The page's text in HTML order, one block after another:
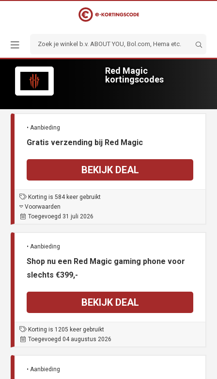
Red Magic
kortingscodes
• Aanbieding
Gratis verzending bij Red Magic
BEKIJK DEAL
Korting is 584 keer gebruikt
Voorwaarden
Toegevoegd 31 juli 2026
• Aanbieding
Shop nu een Red Magic gaming phone voor
slechts €399,-
BEKIJK DEAL
Korting is 1205 keer gebruikt
Toegevoegd 04 augustus 2026
• Aanbieding